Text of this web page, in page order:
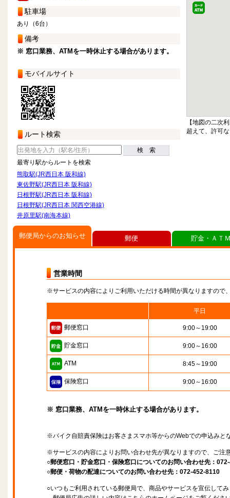
駐車場
あり（6台）
備考
※ 窓口業務、ATMを一時休止する場合があります。
モバイルサイト
ルート検索
検 索
最寄り駅からルートを検索
熊取駅(JR西日本 阪和線)
東佐野駅(JR西日本 阪和線)
日根野駅(JR西日本 阪和線)
日根野駅(JR西日本 関西空港線)
井原里駅(南海本線)
【地図の二次
超えて、許可
郵便局からのお知らせ
営業時間
※サービスの内容によりご利用いただける時間が異なりますので
平日
郵便窓口 9:00～19:00
貯金窓口 9:00～16:00
ATM 8:45～19:00
保険窓口 9:00～16:00
※ 窓口業務、ATMを一時休止する場合があります。
※バイク自賠責保険はお客さまスマホ等からのWebでの申込みと
※サービスの内容によりお問い合わせ先が異なりますので、ご注
○郵便窓口・貯金窓口・保険窓口についてのお問い合わせ先：
○郵便・荷物の配達についてのお問い合わせ先：072-452-8110
○いつもご利用されている郵便局で、商品やサービスを宣伝して
郵便 貯金・ＡＴ